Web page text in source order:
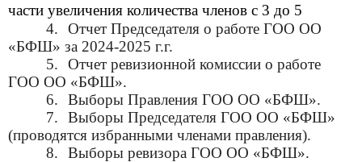
части увеличения количества членов с 3 до 5
4.
Отчет Председателя о работе ГОО ОО
«БФШ» за 2024-2025 г.г.
5.
Отчет ревизионной комиссии о работе
ГОО ОО «БФШ».
6.
Выборы Правления ГОО ОО «БФШ».
7.
Выборы Председателя ГОО ОО «БФШ»
(проводятся избранными членами правления).
8.
Выборы ревизора ГОО ОО «БФШ».